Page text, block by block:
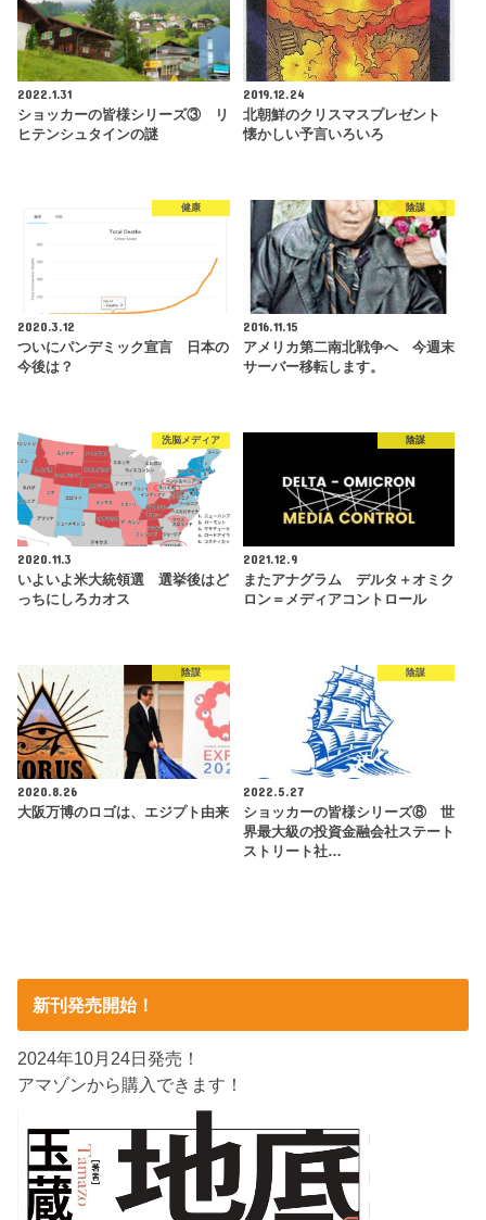
2022.1.31
ショッカーの皆様シリーズ③ リ
ヒテンシュタインの謎
2019.12.24
北朝鮮のクリスマスプレゼント
懐かしい予言いろいろ
健康
2020.3.12
ついにパンデミック宣言 日本の
今後は？
陰謀
2016.11.15
アメリカ第二南北戦争へ 今週末
サーバー移転します。
洗脳メディア
2020.11.3
いよいよ米大統領選 選挙後はど
っちにしろカオス
陰謀
2021.12.9
またアナグラム デルタ＋オミク
ロン＝メディアコントロール
陰謀
2020.8.26
大阪万博のロゴは、エジプト由来
陰謀
2022.5.27
ショッカーの皆様シリーズ⑧ 世
界最大級の投資金融会社ステート
ストリート社…
新刊発売開始！
2024年10月24日発売！
アマゾンから購入できます！